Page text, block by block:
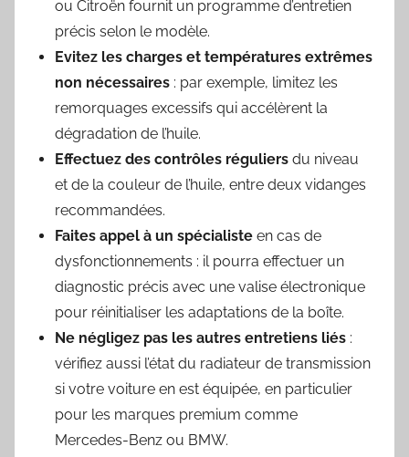
ou Citroën fournit un programme d’entretien
précis selon le modèle.
Evitez les charges et températures extrêmes
non nécessaires : par exemple, limitez les
remorquages excessifs qui accélèrent la
dégradation de l’huile.
Effectuez des contrôles réguliers du niveau
et de la couleur de l’huile, entre deux vidanges
recommandées.
Faites appel à un spécialiste en cas de
dysfonctionnements : il pourra effectuer un
diagnostic précis avec une valise électronique
pour réinitialiser les adaptations de la boîte.
Ne négligez pas les autres entretiens liés :
vérifiez aussi l’état du radiateur de transmission
si votre voiture en est équipée, en particulier
pour les marques premium comme
Mercedes-Benz ou BMW.